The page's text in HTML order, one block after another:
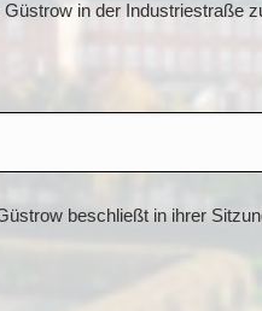
in der Industriestraße
beschließt in ihrer